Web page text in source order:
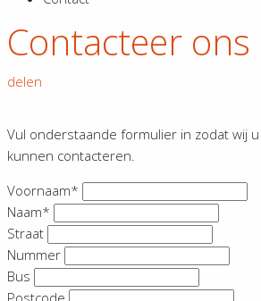
Contacteer ons
delen
Vul onderstaande formulier in zodat wij
kunnen contacteren.
Voornaam*
Naam*
Straat
Nummer
Bus
Postcode